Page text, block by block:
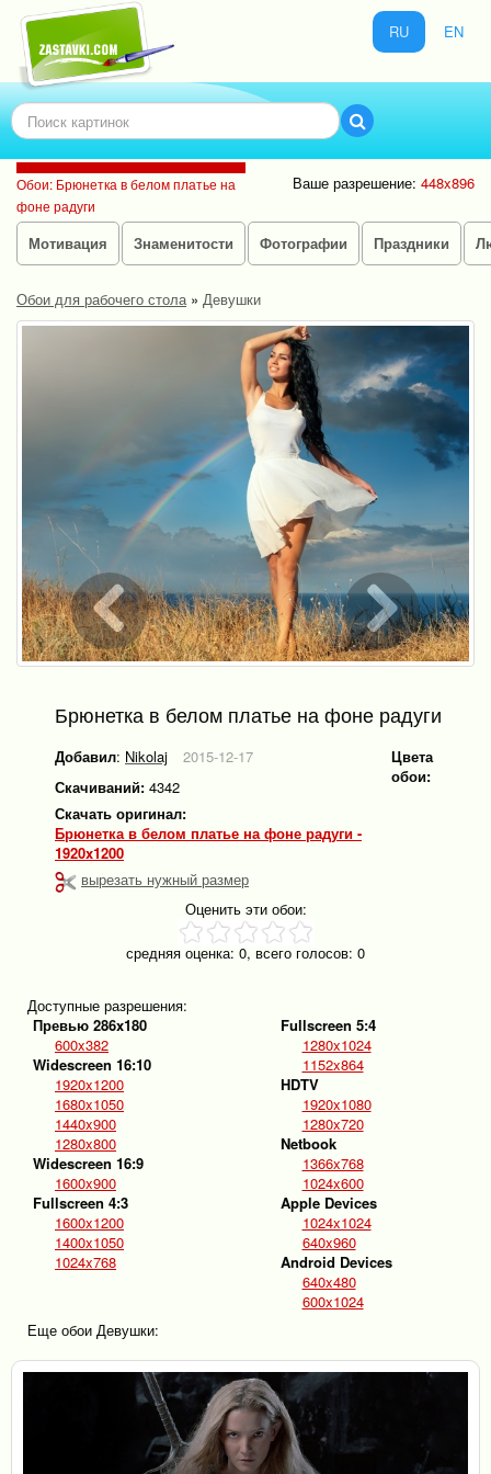
RU EN
Обои: Брюнетка в белом платье на
фоне радуги
Ваше разрешение: 448x896
Мотивация Знаменитости Фотографии Праздники
Обои для рабочего стола» Девушки
Брюнетка в белом платье на фоне радуги
Добавил: Nikolaj
2015-12-17
Скачиваний: 4342
Скачать оригинал:
Брюнетка в белом платье на фоне радуги -
1920x1200
вырезать нужный размер
Цвета
обои:
Оценить эти обои:
средняя оценка: 0, всего голосов: 0
Доступные разрешения:
Превью 286x180
600x382
Widescreen 16:10
1920x1200
1680x1050
1440x900
1280x800
Widescreen 16:9
1600x900
Fullscreen 4:3
1600x1200
1400x1050
1024x768
Fullscreen 5:4
1280x1024
1152x864
HDTV
1920x1080
1280x720
Netbook
1366x768
1024x600
Apple Devices
1024x1024
640x960
Android Devices
640x480
600x1024
Еще обои Девушки: